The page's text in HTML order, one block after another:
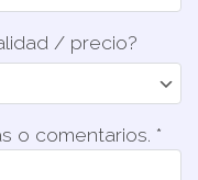
/ precio?
o comentarios. *